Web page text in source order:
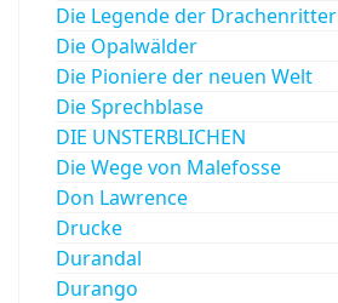
Die Legende der Drachenritter
Die Opalwälder
Die Pioniere der neuen Welt
Die Sprechblase
DIE UNSTERBLICHEN
Die Wege von Malefosse
Don Lawrence
Drucke
Durandal
Durango